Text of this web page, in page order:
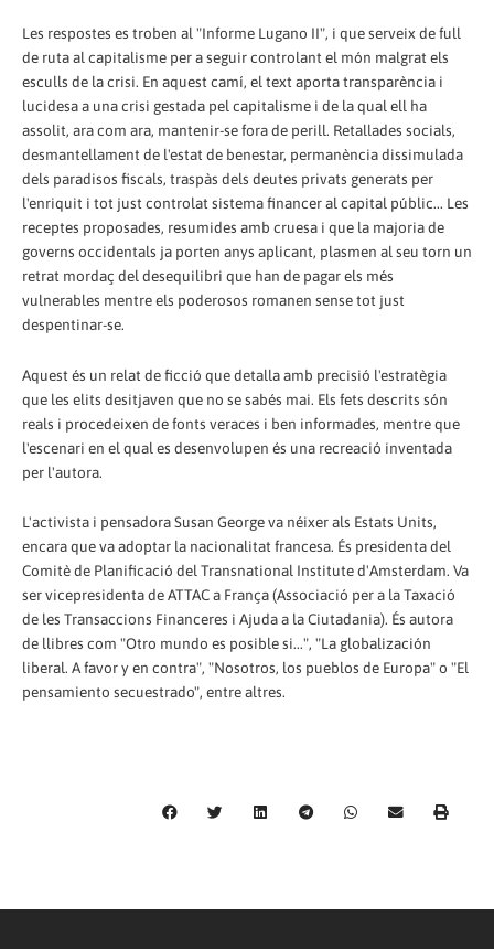
Les respostes es troben al "Informe Lugano II", i que serveix de full
de ruta al capitalisme per a seguir controlant el món malgrat els
esculls de la crisi. En aquest camí, el text aporta transparència i
lucidesa a una crisi gestada pel capitalisme i de la qual ell ha
assolit, ara com ara, mantenir-se fora de perill. Retallades socials,
desmantellament de l'estat de benestar, permanència dissimulada
dels paradisos fiscals, traspàs dels deutes privats generats per
l'enriquit i tot just controlat sistema financer al capital públic... Les
receptes proposades, resumides amb cruesa i que la majoria de
governs occidentals ja porten anys aplicant, plasmen al seu torn un
retrat mordaç del desequilibri que han de pagar els més
vulnerables mentre els poderosos romanen sense tot just
despentinar-se.
Aquest és un relat de ficció que detalla amb precisió l'estratègia
que les elits desitjaven que no se sabés mai. Els fets descrits són
reals i procedeixen de fonts veraces i ben informades, mentre que
l'escenari en el qual es desenvolupen és una recreació inventada
per l'autora.
L'activista i pensadora Susan George va néixer als Estats Units,
encara que va adoptar la nacionalitat francesa. És presidenta del
Comitè de Planificació del Transnational Institute d'Amsterdam. Va
ser vicepresidenta de ATTAC a França (Associació per a la Taxació
de les Transaccions Financeres i Ajuda a la Ciutadania). És autora
de llibres com "Otro mundo es posible si...", "La globalización
liberal. A favor y en contra", "Nosotros, los pueblos de Europa" o "El
pensamiento secuestrado", entre altres.